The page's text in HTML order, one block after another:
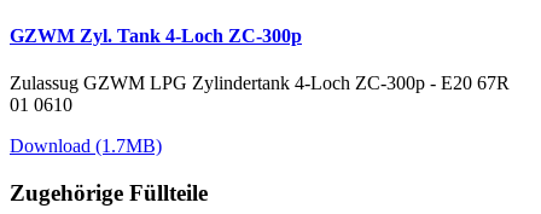
GZWM Zyl. Tank 4-Loch ZC-300p
Zulassug GZWM LPG Zylindertank 4-Loch ZC-300p - E20 67R
01 0610
Download (1.7MB)
Zugehörige Füllteile